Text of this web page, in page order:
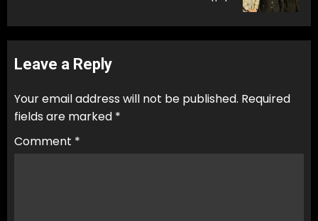
Leave a Reply
Your email address will not be published. Required
fields are marked *
Comment *